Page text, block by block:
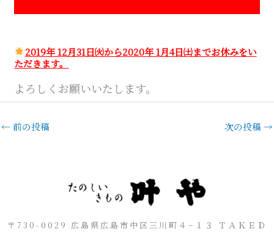
2019年 12月31日㈫から2020年 1月4日㈯までお休みをい
ただきます。
よろしくお願いいたします。
← 前の投稿 次の投稿 →
〒730-0029 広島県広島市中区三川町４−１３ ＴＡＫＥＤ